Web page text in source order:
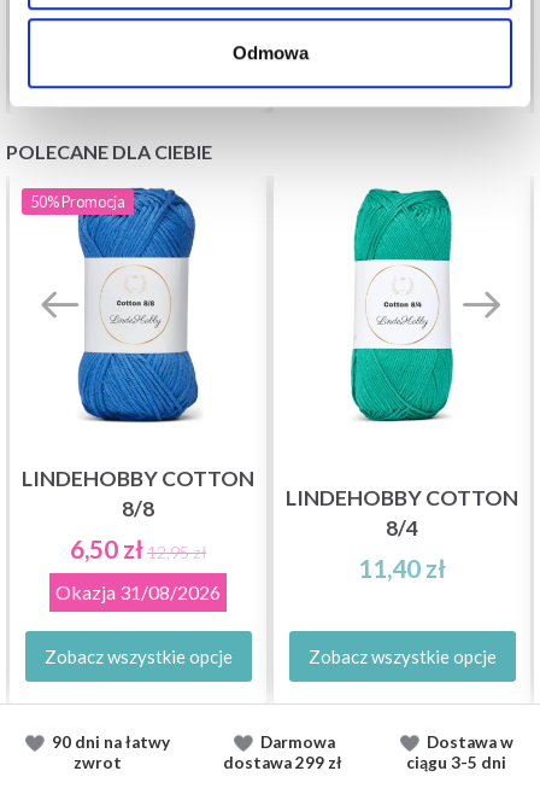
Odmowa
Zobacz wszystkie opcje
POLECANE DLA CIEBIE
50%Promocja
LINDEHOBBY COTTON
8/8
6,50 zł12,95 zł
Okazja 31/08/2026
Zobacz wszystkie opcje
LINDEHOBBY COTTON
8/4
11,40 zł
Zobacz wszystkie opcje
90 dni na łatwy
zwrot
Darmowa
dostawa299 zł
Dostawaw
ciągu 3-5 dni